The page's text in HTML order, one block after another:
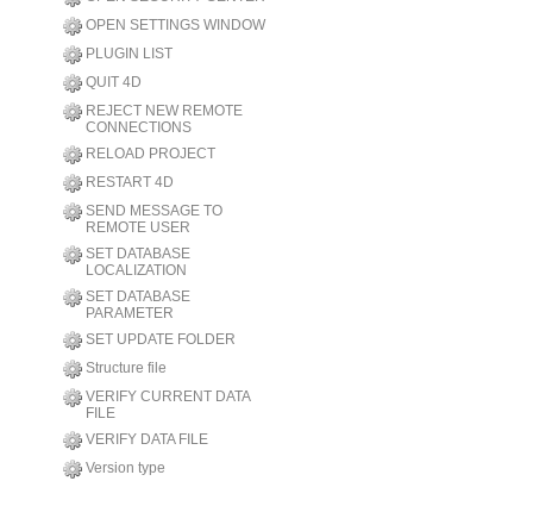
OPEN SETTINGS WINDOW
PLUGIN LIST
QUIT 4D
REJECT NEW REMOTE
CONNECTIONS
RELOAD PROJECT
RESTART 4D
SEND MESSAGE TO
REMOTE USER
SET DATABASE
LOCALIZATION
SET DATABASE
PARAMETER
SET UPDATE FOLDER
Structure file
VERIFY CURRENT DATA
FILE
VERIFY DATA FILE
Version type